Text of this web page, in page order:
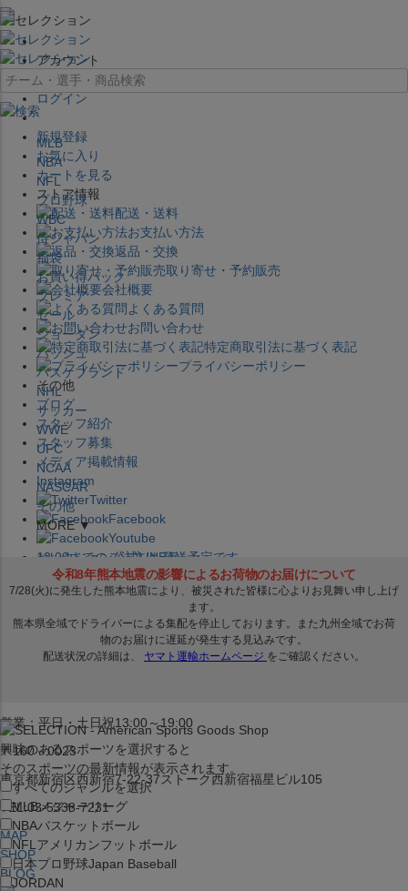
×
アカウント
ログイン
新規登録
お気に入り
カートを見る
ストア情報
配送・送料
お支払い方法
返品・交換
取り寄せ・予約販売
会社概要
よくある質問
お問い合わせ
特定商取引法に基づく表記
プライバシーポリシー
その他
ブログ
スタッフ紹介
スタッフ募集
メディア掲載情報
Instagram
Twitter
Facebook
Youtube
セレクション公式LINE@
営業：平日・土日祝13:00～19:00
〒160－0023
東京都新宿区西新宿7-22-37ストーク西新宿福星ビル105
TEL:03-5338-7231
MAP
SHOP
BLOG
MLB
NBA
NFL
プロ野球
WBC
侍ジャパン
福袋
お買い得パック
プレミア
セール
ジョーダン
バッシュ
バスケブランド
NHL
サッカー
WWE
UFC
NCAA
NASCAR
その他
MORE ▼
12:00までのご注文は発送予定です。
在庫品は 1-3営業日内で発送!! ※お取寄せ商品は対象外
興味のあるスポーツを選択すると
そのスポーツの最新情報が表示されます。
すべてのジャンルを選択
MLBメジャーリーグ
NBAバスケットボール
NFL アメリカンフットボール
日本プロ野球Japan Baseball
JORDAN